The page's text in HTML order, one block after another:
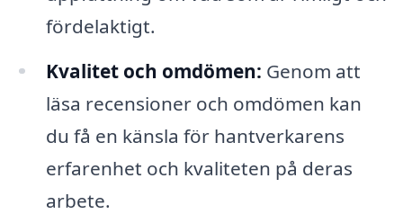
fördelaktigt.
Kvalitet och omdömen: Genom att
läsa recensioner och omdömen kan
du få en känsla för hantverkarens
erfarenhet och kvaliteten på deras
arbete.